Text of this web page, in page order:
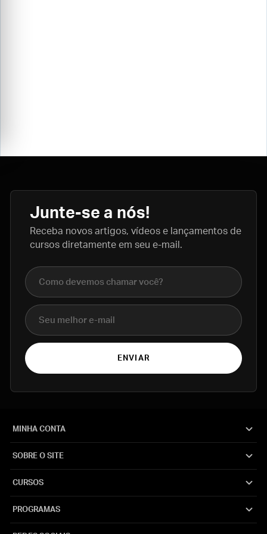
Junte-se a nós!
Receba novos artigos, vídeos e lançamentos de
cursos diretamente em seu e-mail.
Nome completo
E-mail
ENVIAR
MINHA CONTA
SOBRE O SITE
CURSOS
PROGRAMAS